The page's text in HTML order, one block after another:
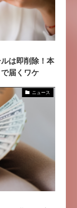
は即削除！本
届くワケ
ニュース